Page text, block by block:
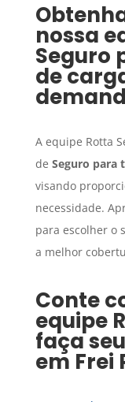
nossa
Seguro
de
A equipe Rotta
de Seguro para
visando
necessidade.
para escolher o
a melhor
Conte
equipe
faça seu
em Frei